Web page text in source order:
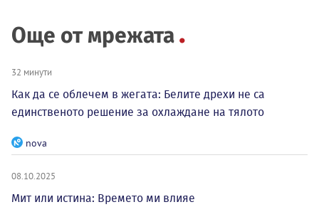
Още от мрежата
32 минути
Как да се облечем в жегата: Белите дрехи не са
единственото решение за охлаждане на тялото
nova
08.10.2025
Мит или истина: Времето ми влияе